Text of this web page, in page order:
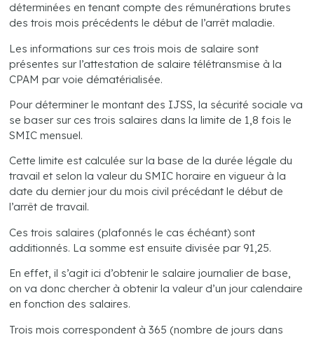
déterminées en tenant compte des rémunérations brutes
des trois mois précédents le début de l’arrêt maladie.
Les informations sur ces trois mois de salaire sont
présentes sur l’attestation de salaire télétransmise à la
CPAM par voie dématérialisée.
​Pour déterminer le montant des IJSS, la sécurité sociale va
se baser sur ces trois salaires dans la limite de 1,8 fois le
SMIC mensuel.
Cette limite est calculée sur la base de la durée légale du
travail et selon la valeur du SMIC horaire en vigueur à la
date du dernier jour du mois civil précédant le début de
l’arrêt de travail.
Ces trois salaires (plafonnés le cas échéant) sont
additionnés. La somme est ensuite divisée par 91,25.
En effet, il s’agit ici d’obtenir le salaire journalier de base,
on va donc chercher à obtenir la valeur d’un jour calendaire
en fonction des salaires.
Trois mois correspondent à 365 (nombre de jours dans